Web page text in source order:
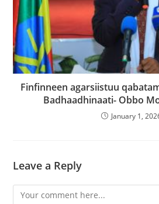
Finfinneen agarsiistuu
Badhaadhinaati- Obbo
January 1,
Leave a Reply